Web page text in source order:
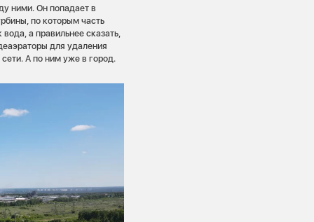
ними. Он попадает в
по которым часть
а правильнее сказать,
для удаления
А по ним уже в город.